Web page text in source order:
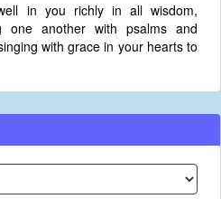
in you richly in all wisdom,
one another with psalms and
with grace in your hearts to